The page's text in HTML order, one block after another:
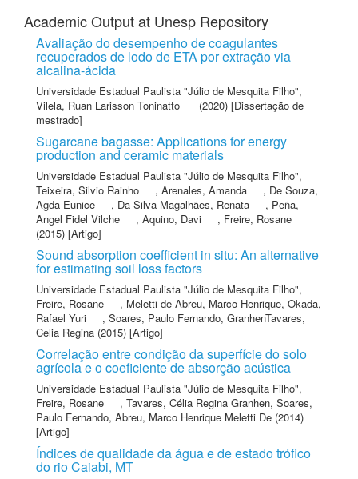
Academic Output at Unesp Repository
Avaliação do desempenho de coagulantes
recuperados de lodo de ETA por extração via
alcalina-ácida
Universidade Estadual Paulista "Júlio de Mesquita Filho",
Vilela, Ruan Larisson Toninatto
(2020) [Dissertação de
mestrado]
Sugarcane bagasse: Applications for energy
production and ceramic materials
Universidade Estadual Paulista "Júlio de Mesquita Filho",
Teixeira, Silvio Rainho
, Arenales, Amanda , De Souza,
Agda Eunice
, Da Silva Magalhães, Renata , Peña,
Angel Fidel Vilche
, Aquino, Davi , Freire, Rosane
(2015) [Artigo]
Sound absorption coefficient in situ: An alternative
for estimating soil loss factors
Universidade Estadual Paulista "Júlio de Mesquita Filho",
Freire, Rosane
, Meletti de Abreu, Marco Henrique, Okada,
Rafael Yuri
, Soares, Paulo Fernando, GranhenTavares,
Celia Regina (2015) [Artigo]
Correlação entre condição da superfície do solo
agrícola e o coeficiente de absorção acústica
Universidade Estadual Paulista "Júlio de Mesquita Filho",
Freire, Rosane
, Tavares, Célia Regina Granhen, Soares,
Paulo Fernando, Abreu, Marco Henrique Meletti De (2014)
[Artigo]
Índices de qualidade da água e de estado trófico
do rio Caiabi, MT